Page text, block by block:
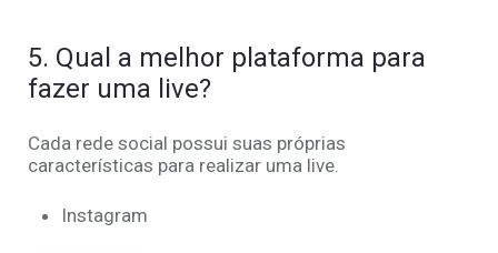
5. Qual a melhor plataforma para
fazer uma live?
Cada rede social possui suas próprias
características para realizar uma live.
Instagram